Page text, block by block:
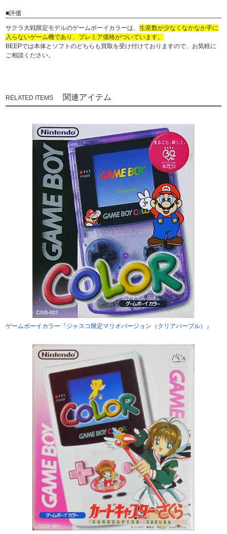
■評価
サクラ大戦限定モデルのゲームボーイカラーは、生産数が少なくなかなか手に
入らないゲーム機であり、プレミア価格がついています。
BEEPでは本体とソフトのどちらも買取を受け付けておりますので、お気軽に
ご相談ください。
関連アイテム
ゲームボーイカラー『ジャスコ限定マリオバージョン（クリアパープル）』